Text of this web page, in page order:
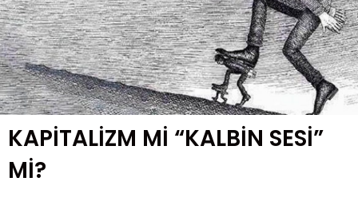
KAPİTALİZM Mİ “KALBİN SESİ”
Mİ?